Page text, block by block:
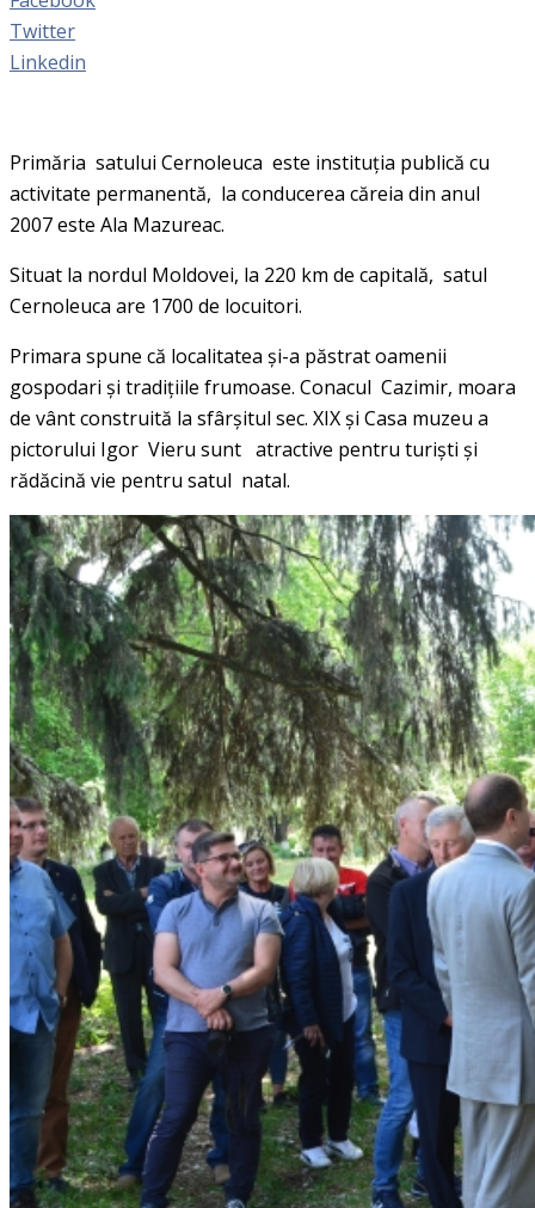
Twitter
Linkedin
Primăria satului Cernoleuca este instituția publică cu
activitate permanentă, la conducerea căreia din anul
2007 este Ala Mazureac.
Situat la nordul Moldovei, la 220 km de capitală, satul
Cernoleuca are 1700 de locuitori.
Primara spune că localitatea și-a păstrat oamenii
gospodari și tradițiile frumoase. Conacul Cazimir, moara
de vânt construită la sfârşitul sec. XIX și Casa muzeu a
pictorului Igor Vieru sunt atractive pentru turişti şi
rădăcină vie pentru satul natal.